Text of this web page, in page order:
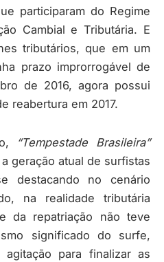
participaram do Regime
Cambial e Tributária. E
tributários, que em um
prazo improrrogável de
de 2016, agora possui
reabertura em 2017.
“Tempestade Brasileira”
geração atual de surfistas
destacando no cenário
na realidade tributária
da repatriação não teve
significado do surfe,
para finalizar as